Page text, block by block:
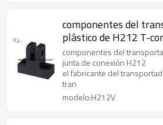
componentes del
plástico de H212 T-
componentes del
junta de conexión H212
el fabricante del
tran
modelo:H212V